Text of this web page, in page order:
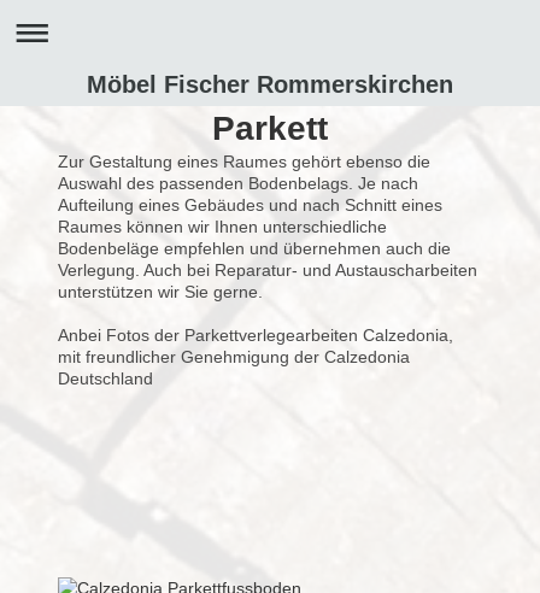
Möbel Fischer Rommerskirchen
Parkett
Zur Gestaltung eines Raumes gehört ebenso die
Auswahl des passenden Bodenbelags. Je nach
Aufteilung eines Gebäudes und nach Schnitt eines
Raumes können wir Ihnen unterschiedliche
Bodenbeläge empfehlen und übernehmen auch die
Verlegung. Auch bei Reparatur- und Austauscharbeiten
unterstützen wir Sie gerne.
Anbei Fotos der Parkettverlegearbeiten Calzedonia,
mit freundlicher Genehmigung der Calzedonia
Deutschland